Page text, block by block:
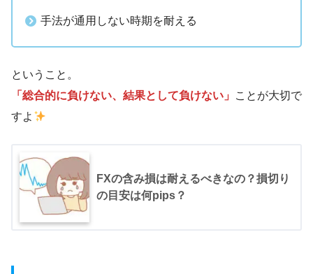
手法が通用しない時期を耐える
ということ。
「総合的に負けない、結果として負けない」
ことが大切で
すよ
FXの含み損は耐えるべきなの？損切り
の目安は何pips？